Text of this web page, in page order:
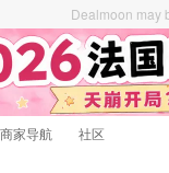
Dealmoon may
商家导航 社区